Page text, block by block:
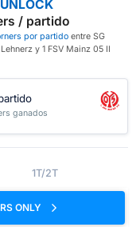
UNLOCK
/ partido
por partido entre SG
y 1 FSV Mainz 05 II
ganados
1T/2T
ONLY